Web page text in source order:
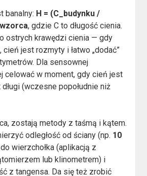
banalny: H = (C_budynku /
, gdzie C to długość cienia.
ostrych krawędzi cienia — gdy
cień jest rozmyty i łatwo „dodać”
Dla sensownej
celować w moment, gdy cień jest
(wczesne popołudnie niż
zostają metody z taśmą i kątem.
odległość od ściany (np. 10
wierzchołka (aplikacją z
lub klinometrem) i
z tangensa. Da się też zrobić